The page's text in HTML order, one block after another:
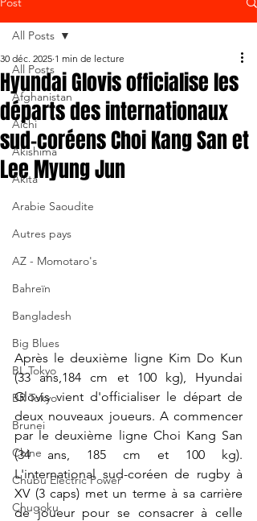
All Posts
Afghanistan
Aichi
Akishima
Akita
Arabie Saoudite
Autres pays
AZ - Momotaro's
Bahreïn
Bangladesh
Big Blues
BL Tokyo
BR Tokyo
Brunei
Chine
Chubu Electric Power
Chugoku
All Posts
Hyundai Glovis officialise les
départs des internationaux
sud-coréens Choi Kang San et
Lee Myung Jun
30 déc. 2025 1 min de lecture
Après le deuxième ligne Kim Do Kun
(33 ans,184 cm et 100 kg), Hyundai
Glovis vient d'officialiser le départ de
deux nouveaux joueurs. A commencer
par le deuxième ligne Choi Kang San
(34 ans, 185 cm et 100 kg).
L'international sud-coréen de rugby à
XV (3 caps) met un terme à sa carrière
de joueur pour se consacrer à celle